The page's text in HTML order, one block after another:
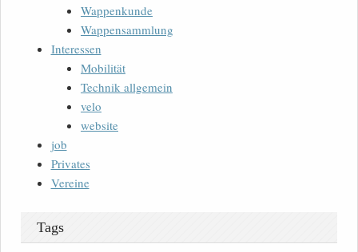
Wappenkunde
Wappensammlung
Interessen
Mobilität
Technik allgemein
velo
website
job
Privates
Vereine
Tags